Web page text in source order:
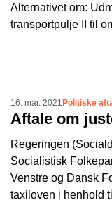
Alternativet om:
transportpulje II til
16. mar. 2021 Politiske
Aftale om
Regeringen
Socialistisk
Venstre og Dansk
taxiloven i henhold